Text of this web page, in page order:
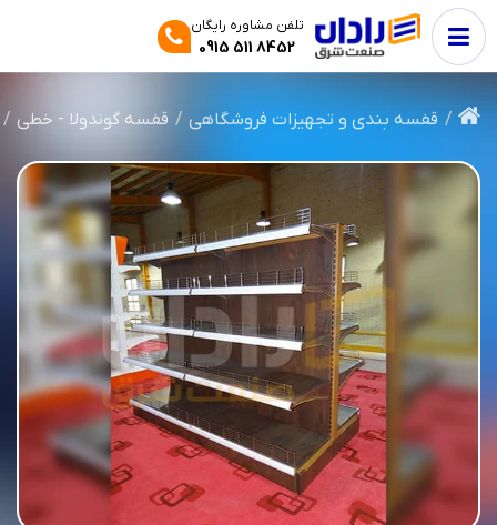
تلفن مشاوره رایگان
0915 511 8452
قفسه بندی و تجهیزات فروشگاهی قفسه‌ گوندولا - خطی